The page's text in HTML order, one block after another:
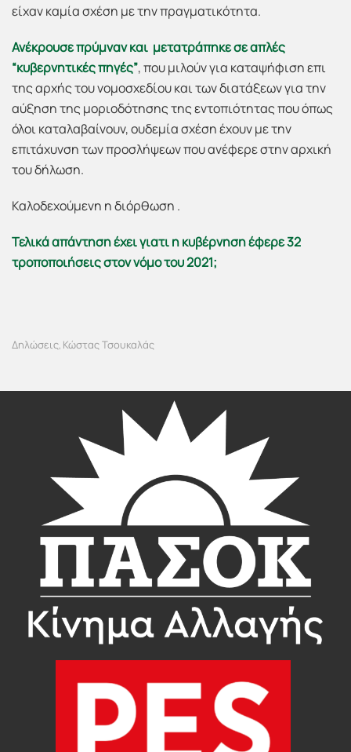
είχαν καμία σχέση με την πραγματικότητα.
Ανέκρουσε πρύμναν και μετατράπηκε σε απλές
“κυβερνητικές πηγές”, που μιλούν για καταψήφιση επι
της αρχής του νομοσχεδίου και των διατάξεων για την
αύξηση της μοριοδότησης της εντοπιότητας που όπως
όλοι καταλαβαίνουν, ουδεμία σχέση έχουν με την
επιτάχυνση των προσλήψεων που ανέφερε στην αρχική
του δήλωση.
Καλοδεχούμενη η διόρθωση .
Τελικά απάντηση έχει γιατι η κυβέρνηση έφερε 32
τροποποιήσεις στον νόμο του 2021;
Δηλώσεις, Κώστας Τσουκαλάς